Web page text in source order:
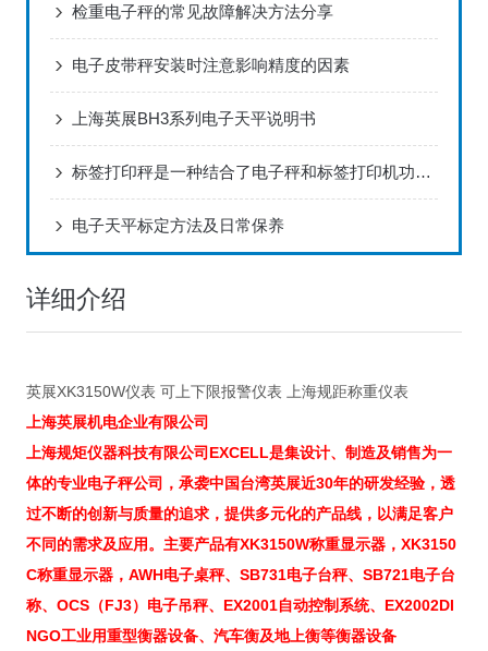
检重电子秤的常见故障解决方法分享
电子皮带秤安装时注意影响精度的因素
上海英展BH3系列电子天平说明书
标签打印秤是一种结合了电子秤和标签打印机功能的设备
电子天平标定方法及日常保养
详细介绍
英展XK3150W仪表 可上下限报警仪表 上海规距称重仪表
上海英展机电企业有限公司
上海规矩仪器科技有限公司EXCELL是集设计、制造及销售为一
体的专业电子秤公司，承袭中国台湾英展近30年的研发经验，透
过不断的创新与质量的追求，提供多元化的产品线，以满足客户
不同的需求及应用。主要产品有XK3150W称重显示器，XK3150
C称重显示器，AWH电子桌秤、SB731电子台秤、SB721电子台
称、OCS（FJ3）电子吊秤、EX2001自动控制系统、EX2002DI
NGO工业用重型衡器设备、汽车衡及地上衡等衡器设备